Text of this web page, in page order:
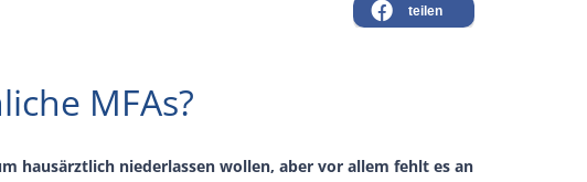
teilen
MFAs?
hausärztlich niederlassen wollen, aber vor allem fehlt es an